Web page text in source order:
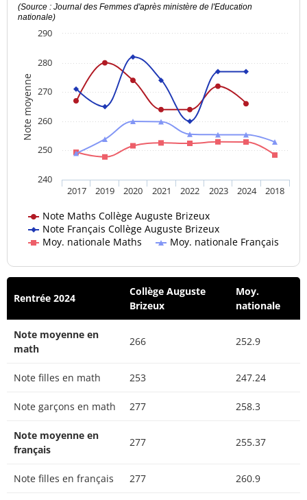
Note moyenne
(Source : Journal des Femmes d'après ministère de l'Education
nationale)
Note Maths Collège Auguste Brizeux
Note Français Collège Auguste Brizeux
Moy. nationale Maths
Moy. nationale Français
2017 2019 2020 2021 2022 2023 2024 2018
240
250
260
270
280
290
Rentrée 2024
Collège Auguste
Brizeux
Moy.
nationale
Note moyenne en
math
266 252.9
Note filles en math 253 247.24
Note garçons en math 277 258.3
Note moyenne en
français
277 255.37
Note filles en français 277 260.9